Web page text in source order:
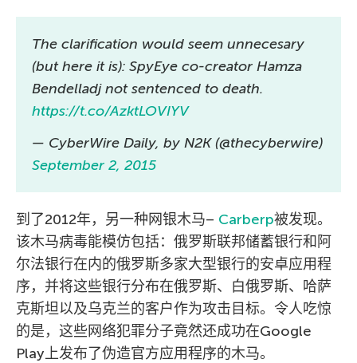
The clarification would seem unnecesary
(but here it is): SpyEye co-creator Hamza
Bendelladj not sentenced to death.
https://t.co/AzktLOVIYV
— CyberWire Daily, by N2K (@thecyberwire)
September 2, 2015
到了2012年，另一种网银木马– Carberp被发现。
该木马病毒能模仿包括：俄罗斯联邦储蓄银行和阿
尔法银行在内的俄罗斯多家大型银行的安卓应用程
序，并将这些银行分布在俄罗斯、白俄罗斯、哈萨
克斯坦以及乌克兰的客户作为攻击目标。令人吃惊
的是，这些网络犯罪分子竟然还成功在Google
Play上发布了伪造官方应用程序的木马。